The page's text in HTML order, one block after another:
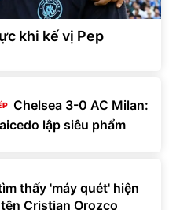
khi kế vị Pep
Chelsea 3-0 AC Milan:
lập siêu phẩm
thấy 'máy quét' hiện
Cristian Orozco